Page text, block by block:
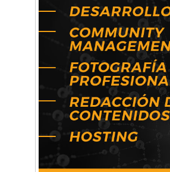
Artística ApasionArte
Artística Catalina
Artística Veral
BAIC Ramos Mejía